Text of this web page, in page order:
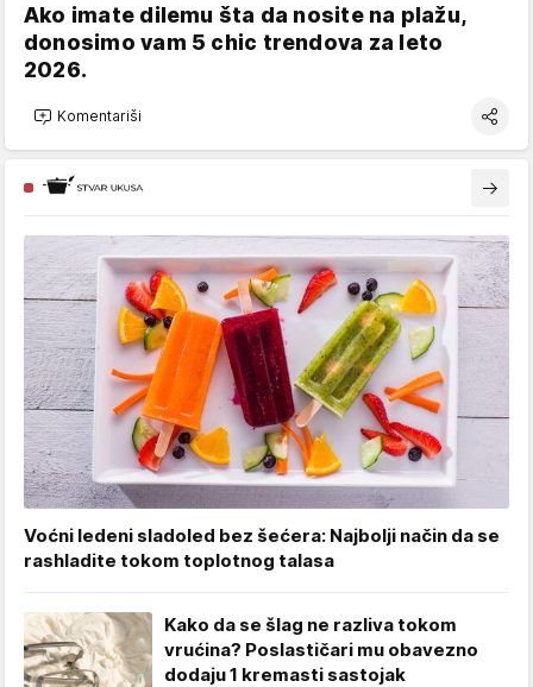
Ako imate dilemu šta da nosite na plažu,
donosimo vam 5 chic trendova za leto
2026.
Komentariši
Voćni ledeni sladoled bez šećera: Najbolji način da se
rashladite tokom toplotnog talasa
Kako da se šlag ne razliva tokom
vrućina? Poslastičari mu obavezno
dodaju 1 kremasti sastojak